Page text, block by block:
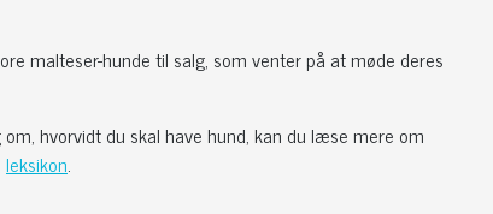
malteser-hunde til salg, som venter på at møde deres
hvorvidt du skal have hund, kan du læse mere om
leksikon.